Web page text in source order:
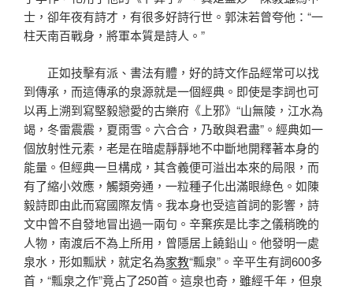
士，卻年夜有詩才，有很多好詩行世。郭沫若曾夸他：“一
柱天南百戰身，將軍本質是詩人。”
正如技擊有派、書法有體，好的詩文作品經常可以找
到傳承，而這傳承的泉源就是一個經典。即使是李詞也可
以再上溯到寫堅毅戀愛的古樂府《上邪》“山無陵，江水為
竭，冬雷震震，夏雨雪。六合合，乃敢與君盡”。經典如一
個放射性元素，老是在暗處靜靜地不中斷地開釋著本身的
能量。但經典一旦構成，其含義便可溢出本來的局限，而
有了縮小效應，觸類旁通，一粒種子化出滿眼綠色。如陳
毅詩即由此而寫國際友情。我本身也受這首詞的影響，詩
文中曾不自發地冒出過一兩句。辛棄疾是比李之儀稍晚的
人物，南渡后不為上所用，曾隱居上饒鉛山。他發明一處
泉水，形如瓢狀，就定名為家教“瓢泉”。辛平生有詞600多
首，“瓢泉之作”竟占了250首。這泉也奇，雖經千年，但泉